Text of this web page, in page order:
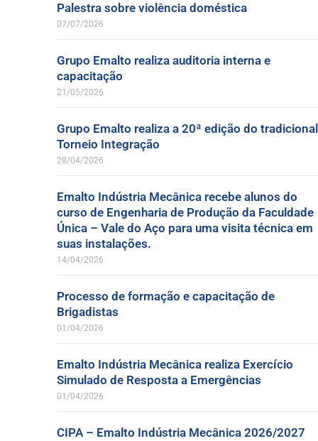
Palestra sobre violência doméstica
07/07/2026
Grupo Emalto realiza auditoria interna e
capacitação
21/05/2026
Grupo Emalto realiza a 20ª edição do tradicional
Torneio Integração
28/04/2026
Emalto Indústria Mecânica recebe alunos do
curso de Engenharia de Produção da Faculdade
Única – Vale do Aço para uma visita técnica em
suas instalações.
14/04/2026
Processo de formação e capacitação de
Brigadistas
01/04/2026
Emalto Indústria Mecânica realiza Exercício
Simulado de Resposta a Emergências
01/04/2026
CIPA – Emalto Indústria Mecânica 2026/2027